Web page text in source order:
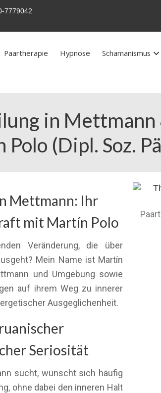
7779042
Paartherapie Hypnose Schamanismus
in
(Dipl. Soz.
Mettmann: Ihr
mit Martín Polo
Veränderung, die über
Mein Name ist Martín
und Umgebung sowie
auf ihrem Weg zu innerer
Ausgeglichenheit.
Seriosität
sucht, wünscht sich häufig
ohne dabei den inneren Halt